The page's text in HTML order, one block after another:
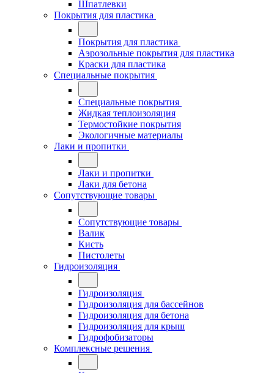
Шпатлевки
Покрытия для пластика
Покрытия для пластика
Аэрозольные покрытия для пластика
Краски для пластика
Специальные покрытия
Специальные покрытия
Жидкая теплоизоляция
Термостойкие покрытия
Экологичные материалы
Лаки и пропитки
Лаки и пропитки
Лаки для бетона
Сопутствующие товары
Сопутствующие товары
Валик
Кисть
Пистолеты
Гидроизоляция
Гидроизоляция
Гидроизоляция для бассейнов
Гидроизоляция для бетона
Гидроизоляция для крыш
Гидрофобизаторы
Комплексные решения